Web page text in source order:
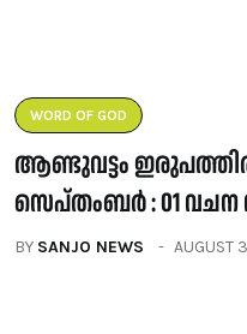
WORD OF GOD
ആണ്ടുവട്ടം
സെപ്തംബർ : 01
BY SANJO NEWS AUGUST